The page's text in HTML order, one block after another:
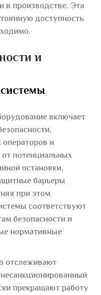
в производстве. Эта
доступность
и
включает
и
потенциальных
остановки,
барьеры
при этом
соответствуют
безопасности и
нормативные
отслеживают
прекращают работу